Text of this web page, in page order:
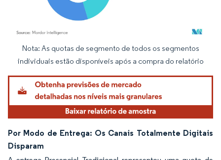
Imagem © Mordor Intelligence. O reuso requer atribuição conforme CC BY 4.0.
Nota: As quotas de segmento de todos os segmentos
individuais estão disponíveis após a compra do relatório
Por Modo de Entrega: Os Canais Totalmente Digitais
Disparam